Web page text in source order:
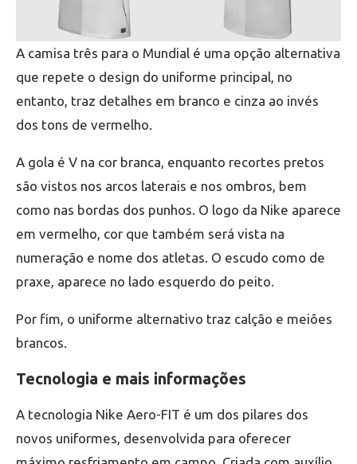
A camisa três para o Mundial é uma opção alternativa
que repete o design do uniforme principal, no
entanto, traz detalhes em branco e cinza ao invés
dos tons de vermelho.
A gola é V na cor branca, enquanto recortes pretos
são vistos nos arcos laterais e nos ombros, bem
como nas bordas dos punhos. O logo da Nike aparece
em vermelho, cor que também será vista na
numeração e nome dos atletas. O escudo como de
praxe, aparece no lado esquerdo do peito.
Por fim, o uniforme alternativo traz calção e meiões
brancos.
Tecnologia e mais informações
A tecnologia Nike Aero-FIT é um dos pilares dos
novos uniformes, desenvolvida para oferecer